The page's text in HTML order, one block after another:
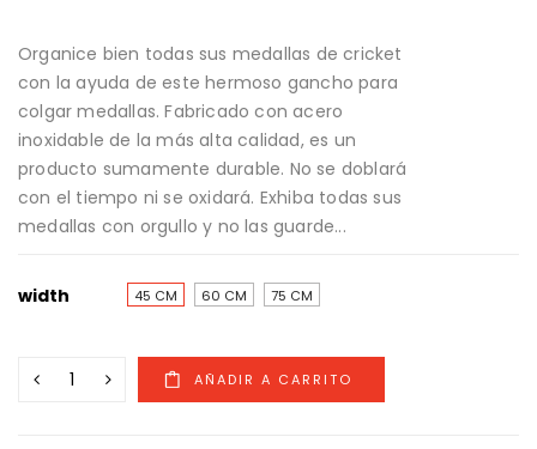
Organice bien todas sus medallas de cricket
con la ayuda de este hermoso gancho para
colgar medallas. Fabricado con acero
inoxidable de la más alta calidad, es un
producto sumamente durable. No se doblará
con el tiempo ni se oxidará. Exhiba todas sus
medallas con orgullo y no las guarde...
width 45 CM 60 CM 75 CM